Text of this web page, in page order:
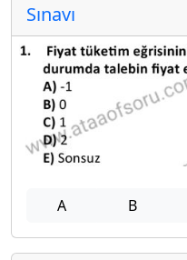
Sınavı
A B